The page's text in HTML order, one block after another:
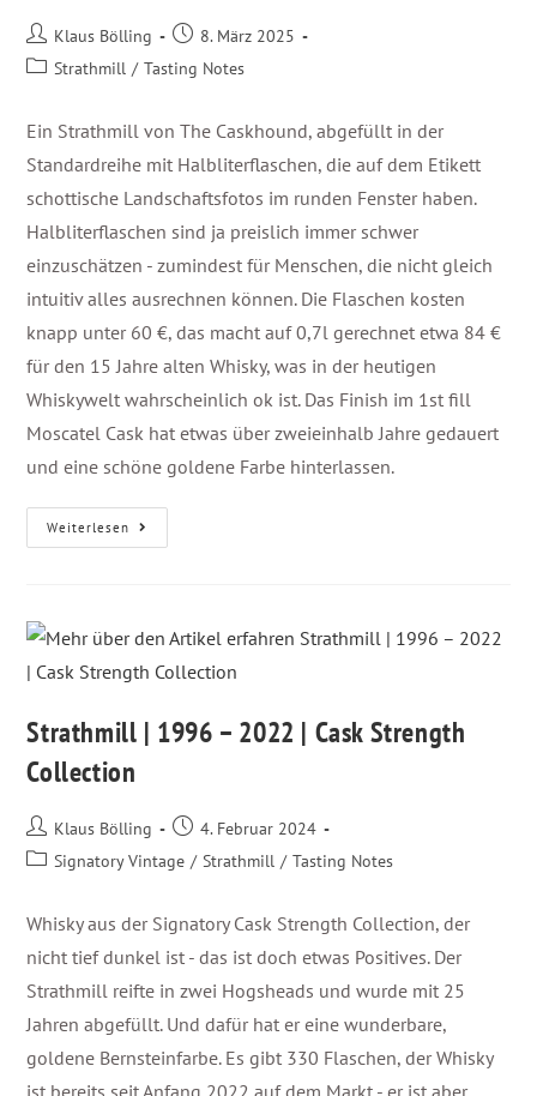
Klaus Bölling
8. März 2025
Strathmill / Tasting Notes
Ein Strathmill von The Caskhound, abgefüllt in der
Standardreihe mit Halbliterflaschen, die auf dem Etikett
schottische Landschaftsfotos im runden Fenster haben.
Halbliterflaschen sind ja preislich immer schwer
einzuschätzen - zumindest für Menschen, die nicht gleich
intuitiv alles ausrechnen können. Die Flaschen kosten
knapp unter 60 €, das macht auf 0,7l gerechnet etwa 84 €
für den 15 Jahre alten Whisky, was in der heutigen
Whiskywelt wahrscheinlich ok ist. Das Finish im 1st fill
Moscatel Cask hat etwas über zweieinhalb Jahre gedauert
und eine schöne goldene Farbe hinterlassen.
Weiterlesen
Strathmill | 1996 – 2022 | Cask Strength
Collection
Klaus Bölling
4. Februar 2024
Signatory Vintage / Strathmill / Tasting Notes
Whisky aus der Signatory Cask Strength Collection, der
nicht tief dunkel ist - das ist doch etwas Positives. Der
Strathmill reifte in zwei Hogsheads und wurde mit 25
Jahren abgefüllt. Und dafür hat er eine wunderbare,
goldene Bernsteinfarbe. Es gibt 330 Flaschen, der Whisky